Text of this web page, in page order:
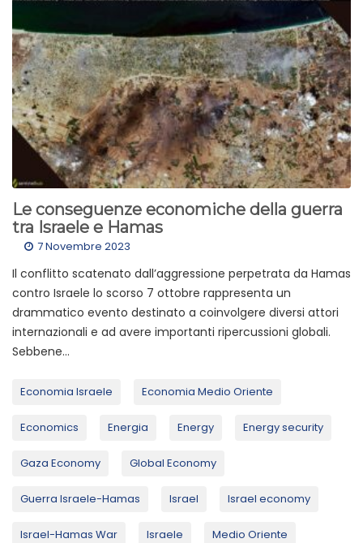
Le conseguenze economiche della guerra
tra Israele e Hamas
7 Novembre 2023
Il conflitto scatenato dall’aggressione perpetrata da Hamas
contro Israele lo scorso 7 ottobre rappresenta un
drammatico evento destinato a coinvolgere diversi attori
internazionali e ad avere importanti ripercussioni globali.
Sebbene...
Economia Israele Economia Medio Oriente
Economics Energia Energy Energy security
Gaza Economy Global Economy
Guerra Israele-Hamas Israel Israel economy
Israel-Hamas War Israele Medio Oriente